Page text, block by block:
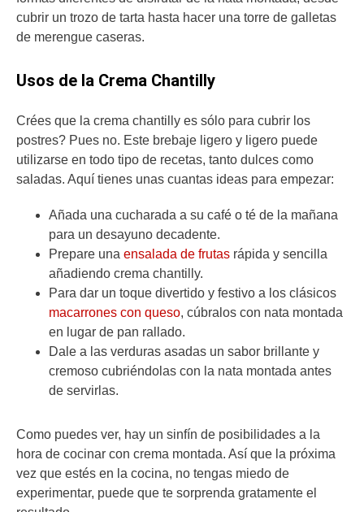
cubrir un trozo de tarta hasta hacer una torre de galletas
de merengue caseras.
Usos de la Crema Chantilly
Crées que la crema chantilly es sólo para cubrir los
postres? Pues no. Este brebaje ligero y ligero puede
utilizarse en todo tipo de recetas, tanto dulces como
saladas. Aquí tienes unas cuantas ideas para empezar:
Añada una cucharada a su café o té de la mañana
para un desayuno decadente.
Prepare una ensalada de frutas rápida y sencilla
añadiendo crema chantilly.
Para dar un toque divertido y festivo a los clásicos
macarrones con queso, cúbralos con nata montada
en lugar de pan rallado.
Dale a las verduras asadas un sabor brillante y
cremoso cubriéndolas con la nata montada antes
de servirlas.
Como puedes ver, hay un sinfín de posibilidades a la
hora de cocinar con crema montada. Así que la próxima
vez que estés en la cocina, no tengas miedo de
experimentar, puede que te sorprenda gratamente el